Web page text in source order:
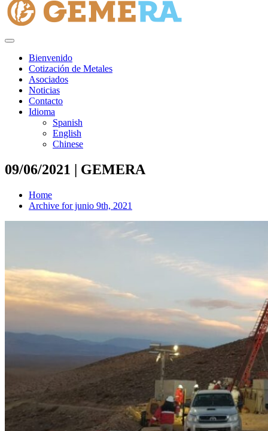
Bienvenido
Cotización de Metales
Asociados
Noticias
Contacto
Idioma
Spanish
English
Chinese
09/06/2021 | GEMERA
Home
Archive for junio 9th, 2021